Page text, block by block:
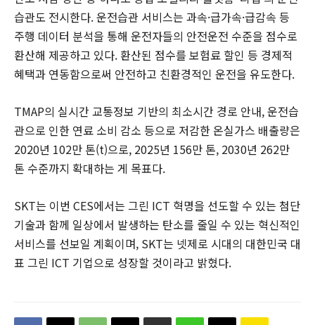
습관도 전시한다. 운전습관 서비스는 과속·급가속·급감속 등
주행 데이터 분석을 통해 운전자들의 안전운전 수준을 점수로
환산해 제공하고 있다. 환산된 점수를 보험료 할인 등 경제적
혜택과 연동함으로써 안전하고 친환경적인 운전을 유도한다.
TMAP의 실시간 교통정보 기반의 최소시간 경로 안내, 운전습
관으로 인한 연료 소비 감소 등으로 저감한 온실가스 배출량은
2020년 102만 톤(t)으로, 2025년 156만 톤, 2030년 262만
톤 수준까지 확대하는 게 목표다.
SKT는 이번 CES에서는 그린 ICT 혁명을 선도할 수 있는 첨단
기술과 함께 일상에서 발생하는 탄소를 줄일 수 있는 혁신적인
서비스를 선보일 계획이며, SKT는 넷제로 시대의 대한민국 대
표 그린 ICT 기업으로 성장할 것이라고 밝혔다.